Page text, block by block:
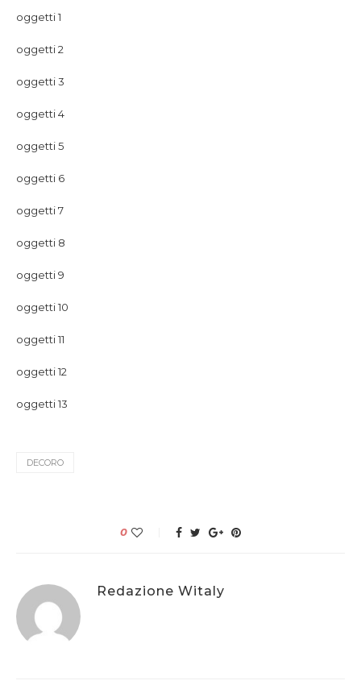
oggetti 1
oggetti 2
oggetti 3
oggetti 4
oggetti 5
oggetti 6
oggetti 7
oggetti 8
oggetti 9
oggetti 10
oggetti 11
oggetti 12
oggetti 13
DECORO
0
Redazione Witaly